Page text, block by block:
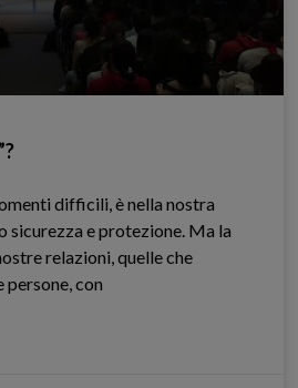
difficili, è nella nostra
sicurezza e protezione. Ma la
relazioni, quelle che
con